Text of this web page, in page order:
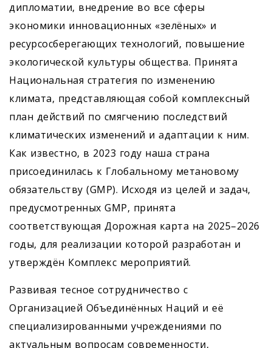
дипломатии, внедрение во все сферы
экономики инновационных «зелёных» и
ресурсосберегающих технологий, повышение
экологической культуры общества. Принята
Национальная стратегия по изменению
климата, представляющая собой комплексный
план действий по смягчению последствий
климатических изменений и адаптации к ним.
Как известно, в 2023 году наша страна
присоединилась к Глобальному метановому
обязательству (GMP). Исходя из целей и задач,
предусмотренных GMP, принята
соответствующая Дорожная карта на 2025–2026
годы, для реализации которой разработан и
утверждён Комплекс мероприятий.
Развивая тесное сотрудничество с
Организацией Объединённых Наций и её
специализированными учреждениями по
актуальным вопросам современности,